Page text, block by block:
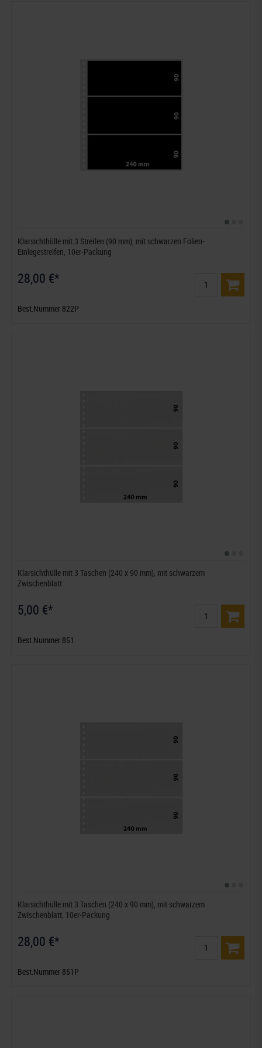
Klarsichthülle mit 3 Streifen (90 mm), mit schwarzen Folien-
Einlegestreifen, 10er-Packung
28,00 €*
Best.Nummer 822P
Klarsichthülle mit 3 Taschen (240 x 90 mm), mit schwarzem
Zwischenblatt
5,00 €*
Best.Nummer 851
Klarsichthülle mit 3 Taschen (240 x 90 mm), mit schwarzem
Zwischenblatt, 10er-Packung
28,00 €*
Best.Nummer 851P